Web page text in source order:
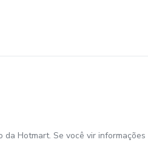
Hotmart. Se você vir informações